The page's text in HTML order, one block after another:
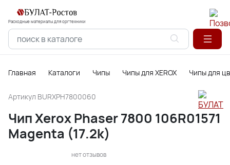
Расходные материалы для оргтехники
Главная Каталоги Чипы Чипы для XEROX Чипы для
Артикул BURXPH7800060
Чип Xerox Phaser 7800 106R01571
Magenta (17.2k)
нет отзывов